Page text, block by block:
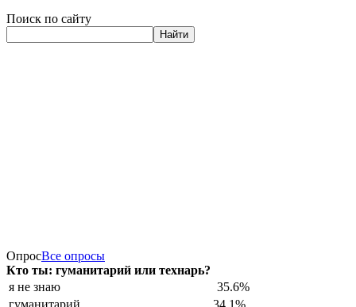
Поиск по сайту
Найти
ОпросВсе опросы
Кто ты: гуманитарий или технарь?
я не знаю
35.6%